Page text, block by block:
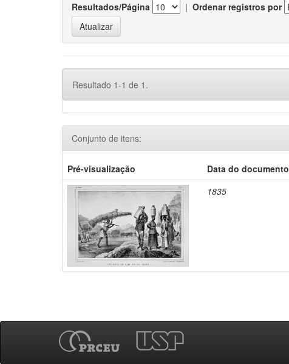
Resultados/Página | Ordenar registros por
Resultado 1-1 de 1.
Conjunto de itens:
Pré-visualização Data do documento
1835